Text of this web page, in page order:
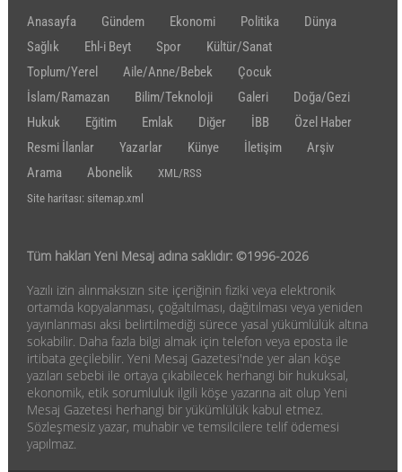
Anasayfa Gündem Ekonomi Politika
Dünya
Sağlık
Ehl-i Beyt Spor
Kültür/Sanat
Toplum/Yerel
Aile/Anne/Bebek
Çocuk
İslam/Ramazan
Bilim/Teknoloji Galeri
Doğa/Gezi
Hukuk
Eğitim Emlak Diğer İBB
Özel Haber
Resmi İlanlar
Yazarlar Künye İletişim
Arşiv
Arama
Abonelik
XML/RSS
Site haritası: sitemap.xml
Tüm hakları Yeni Mesaj adına saklıdır: ©1996-2026
Yazılı izin alınmaksızın site içeriğinin fiziki veya elektronik
ortamda kopyalanması, çoğaltılması, dağıtılması veya yeniden
yayınlanması aksi belirtilmediği sürece yasal yükümlülük altına
sokabilir. Daha fazla bilgi almak için telefon veya eposta ile
irtibata geçilebilir. Yeni Mesaj Gazetesi'nde yer alan köşe
yazıları sebebi ile ortaya çıkabilecek herhangi bir hukuksal,
ekonomik, etik sorumluluk ilgili köşe yazarına ait olup Yeni
Mesaj Gazetesi herhangi bir yükümlülük kabul etmez.
Sözleşmesiz yazar, muhabir ve temsilcilere telif ödemesi
yapılmaz.